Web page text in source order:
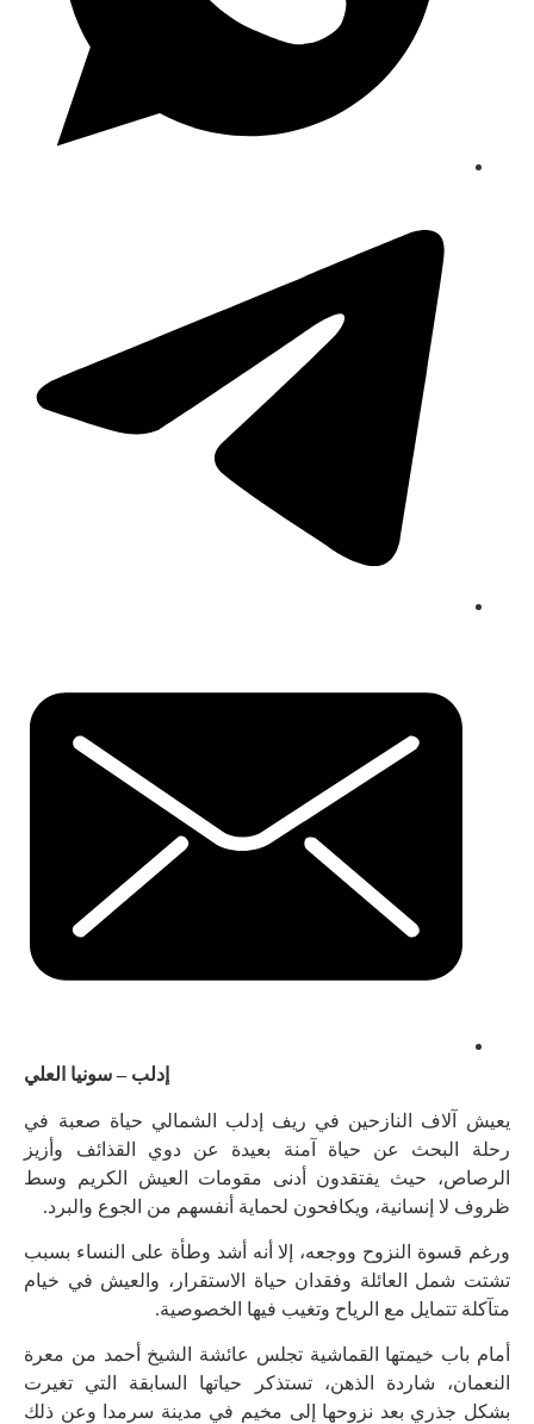
إدلب – سونيا العلي
يعيش آلاف النازحين في ريف إدلب الشمالي حياة صعبة في
رحلة البحث عن حياة آمنة بعيدة عن دوي القذائف وأزيز
الرصاص، حيث يفتقدون أدنى مقومات العيش الكريم وسط
ظروف لا إنسانية، وﻳﻜﺎﻓﺤﻮﻥ لحماية أنفسهم ﻣﻦ الجوع وﺍﻟﺒﺮﺩ.
ورغم قسوة النزوح ووجعه، إلا أنه أشد وطأة على النساء بسبب
تشتت شمل العائلة وفقدان حياة الاستقرار، والعيش في خيام
متآكلة تتمايل مع الرياح وتغيب فيها الخصوصية.
أمام باب خيمتها القماشية تجلس عائشة الشيخ أحمد من معرة
النعمان، شاردة الذهن، تستذكر حياتها السابقة التي ﺗﻐﻴﺮﺕ
ﺑﺸﻜﻞ ﺟﺬﺭﻱ بعد نزوحها إلى مخيم في مدينة سرمدا وعن ذلك